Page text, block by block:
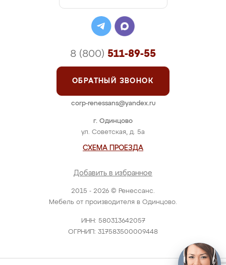
2015 - 2026 © Ренессанс.
Мебель от производителя в Одинцово.
ИНН: 580313642057
ОГРНИП: 317583500009448
г. Одинцово
ул. Советская, д. 5а
СХЕМА ПРОЕЗДА
Добавить в избранное
8 (800) 511-89-55
ОБРАТНЫЙ ЗВОНОК
corp-renessans@yandex.ru